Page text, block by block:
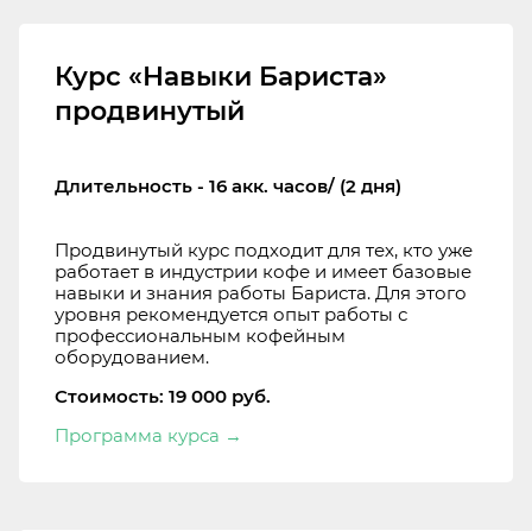
Курс «Навыки Бариста»
продвинутый
Длительность - 16 акк. часов/ (2 дня)
Продвинутый курс подходит для тех, кто уже
работает в индустрии кофе и имеет базовые
навыки и знания работы Бариста. Для этого
уровня рекомендуется опыт работы с
профессиональным кофейным
оборудованием.
Стоимость: 19 000 руб.
Программа курса →